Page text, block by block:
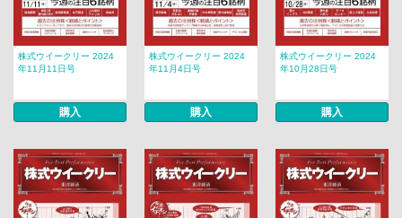
株式ウイークリー 2024
年11月11日号
購入
株式ウイークリー 2024
年11月4日号
購入
株式ウイークリー 2024
年10月28日号
購入